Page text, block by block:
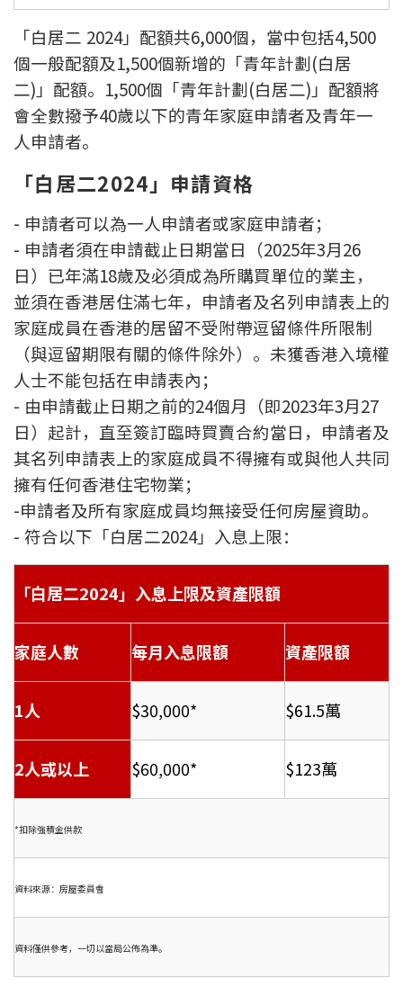
「白居二 2024」配額共6,000個，當中包括4,500
個一般配額及1,500個新增的「青年計劃(白居
二)」配額。1,500個「青年計劃(白居二)」配額將
會全數撥予40歲以下的青年家庭申請者及青年一
人申請者。
「白居二2024」申請資格
- 申請者可以為一人申請者或家庭申請者；
- 申請者須在申請截止日期當日（2025年3月26
日）已年滿18歲及必須成為所購買單位的業主，
並須在香港居住滿七年，申請者及名列申請表上的
家庭成員在香港的居留不受附帶逗留條件所限制
（與逗留期限有關的條件除外）。未獲香港入境權
人士不能包括在申請表內；
- 由申請截止日期之前的24個月（即2023年3月27
日）起計，直至簽訂臨時買賣合約當日，申請者及
其名列申請表上的家庭成員不得擁有或與他人共同
擁有任何香港住宅物業；
-申請者及所有家庭成員均無接受任何房屋資助。
- 符合以下「白居二2024」入息上限：
「白居二2024」入息上限及資產限額
家庭人數 每月入息限額 資產限額
1人 $30,000* $61.5萬
2人或以上 $60,000* $123萬
*扣除強積金供款
資料來源：房屋委員會
資料僅供參考，一切以當局公佈為準。